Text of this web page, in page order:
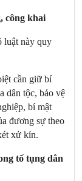
công khai
luật này quy
cần giữ bí
dân tộc, bảo vệ
bí mật
đương sự theo
xử kín.
tố tụng dân